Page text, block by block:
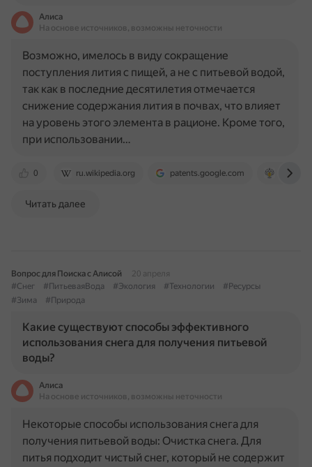
Алиса
На основе источников, возможны неточности
0 ru.wikipedia.org patents.google.com
Возможно, имелось в виду сокращение
поступления лития с пищей, а не с питьевой водой,
так как в последние десятилетия отмечается
снижение содержания лития в почвах, что влияет
на уровень этого элемента в рационе. Кроме того,
при использовании…
Читать далее
Вопрос для Поиска с Алисой
20 апреля
#Снег
#ПитьеваяВода #Экология #Технологии
#Ресурсы
#Зима
#Природа
Какие существуют способы эффективного
использования снега для получения питьевой
воды?
Алиса
На основе источников, возможны неточности
Некоторые способы использования снега для
получения питьевой воды: Очистка снега. Для
питья подходит чистый снег, который не содержит